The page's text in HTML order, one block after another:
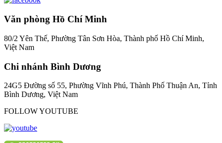
Văn phòng Hồ Chí Minh
80/2 Yên Thế, Phường Tân Sơn Hòa, Thành phố Hồ Chí Minh,
Việt Nam
Chi nhánh Bình Dương
24G5 Đường số 55, Phường Vĩnh Phú, Thành Phố Thuận An, Tỉnh
Bình Dương, Việt Nam
FOLLOW YOUTUBE